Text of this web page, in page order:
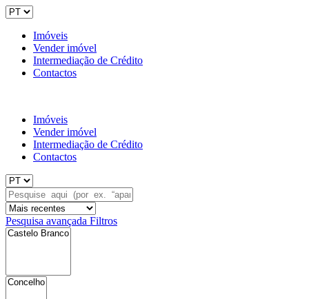
Imóveis
Vender imóvel
Intermediação de Crédito
Contactos
Imóveis
Vender imóvel
Intermediação de Crédito
Contactos
Pesquisa avançada Filtros